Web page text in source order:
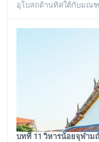
อุโบสถด้านทิศใต้กับมณฑ
ลักษณะแบบเดียวกัน มีขน
ถือปูนย่อเหลี่ยมไม้ยี่สิบ ป
ลวดลายดอกไม้และลาย